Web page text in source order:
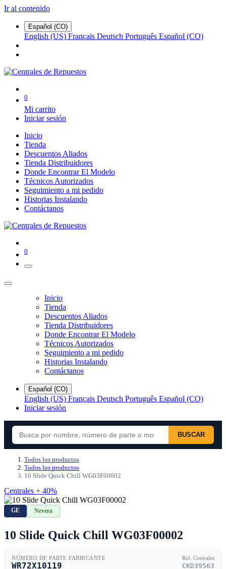
Ir al contenido
Español (CO)
English (US) Français Deutsch Português Español (CO)
0
Mi carrito
Iniciar sesión
Inicio
Tienda
Descuentos Aliados
Tienda Distribuidores
Donde Encontrar El Modelo
Técnicos Autorizados
Seguimiento a mi pedido
Historias Instalando
Contáctanos
0
Inicio
Tienda
Descuentos Aliados
Tienda Distribuidores
Donde Encontrar El Modelo
Técnicos Autorizados
Seguimiento a mi pedido
Historias Instalando
Contáctanos
Español (CO)
English (US) Français Deutsch Português Español (CO)
Iniciar sesión
BUSCAR
Todos los productos
Todos los productos
10 Slide Quick Chill WG03F00002
Centrales + 40%
GE Nevera
10 Slide Quick Chill WG03F00002
NÚMERO DE PARTE FABRICANTE
WR72X10119
Ref. Centrales
CKD39563